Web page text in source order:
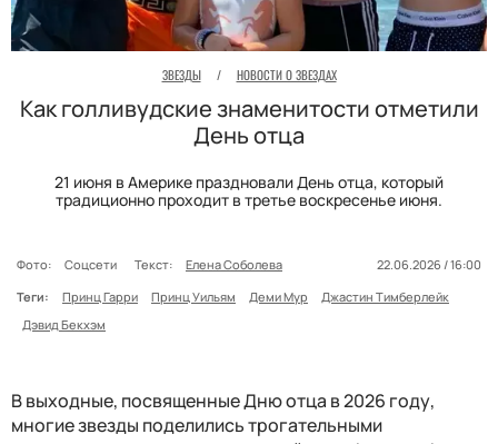
ЗВЕЗДЫ / НОВОСТИ О ЗВЕЗДАХ
Как голливудские знаменитости отметили
День отца
21 июня в Америке праздновали День отца, который
традиционно проходит в третье воскресенье июня.
Фото: Соцсети Текст: Елена Соболева
22.06.2026 / 16:00
Теги:
Принц Гарри Принц Уильям Деми Мур
Джастин Тимберлейк
Дэвид Бекхэм
В выходные, посвященные Дню отца в 2026 году,
многие звезды поделились трогательными